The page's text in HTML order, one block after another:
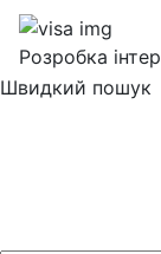
Розробка
Швидкий пошук